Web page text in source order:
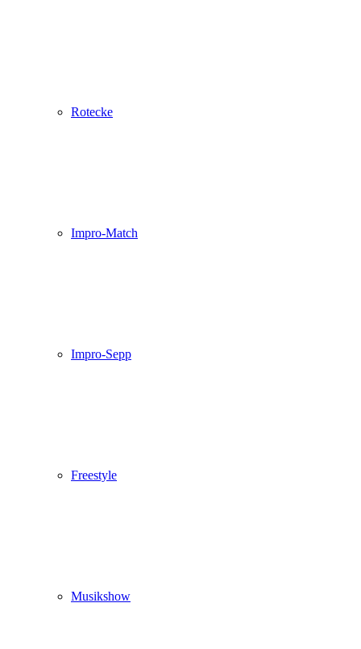
Rotecke
Impro-Match
Impro-Sepp
Freestyle
Musikshow